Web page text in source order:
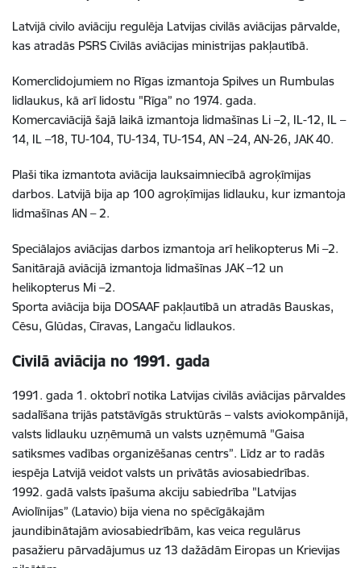
Latvijā civilo aviāciju regulēja Latvijas civilās aviācijas pārvalde,
kas atradās PSRS Civilās aviācijas ministrijas pakļautībā.
Komerclidojumiem no Rīgas izmantoja Spilves un Rumbulas
lidlaukus, kā arī lidostu "Rīga” no 1974. gada.
Komercaviācijā šajā laikā izmantoja lidmašīnas Li –2, IL-12, IL –
14, IL –18, TU-104, TU-134, TU-154, AN –24, AN-26, JAK 40.
Plaši tika izmantota aviācija lauksaimniecībā agroķīmijas
darbos. Latvijā bija ap 100 agroķīmijas lidlauku, kur izmantoja
lidmašīnas AN – 2.
Speciālajos aviācijas darbos izmantoja arī helikopterus Mi –2.
Sanitārajā aviācijā izmantoja lidmašīnas JAK –12 un
helikopterus Mi –2.
Sporta aviācija bija DOSAAF pakļautībā un atradās Bauskas,
Cēsu, Glūdas, Cīravas, Langaču lidlaukos.
Civilā aviācija no 1991. gada
1991. gada 1. oktobrī notika Latvijas civilās aviācijas pārvaldes
sadalīšana trijās patstāvīgās struktūrās – valsts aviokompānijā,
valsts lidlauku uzņēmumā un valsts uzņēmumā "Gaisa
satiksmes vadības organizēšanas centrs”. Līdz ar to radās
iespēja Latvijā veidot valsts un privātās aviosabiedrības.
1992. gadā valsts īpašuma akciju sabiedrība "Latvijas
Aviolīnijas” (Latavio) bija viena no spēcīgākajām
jaundibinātajām aviosabiedrībām, kas veica regulārus
pasažieru pārvadājumus uz 13 dažādām Eiropas un Krievijas